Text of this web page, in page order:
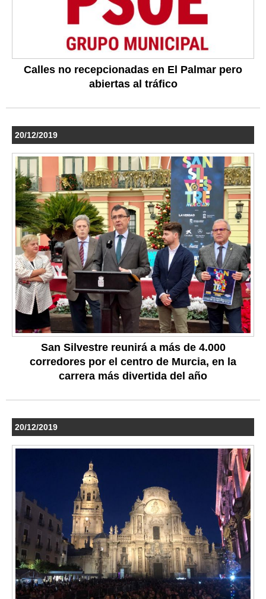
Calles no recepcionadas en El Palmar pero
abiertas al tráfico
20/12/2019
San Silvestre reunirá a más de 4.000
corredores por el centro de Murcia, en la
carrera más divertida del año
20/12/2019